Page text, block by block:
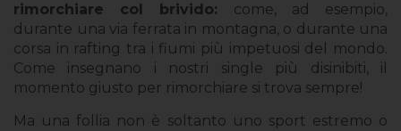
rimorchiare col brivido: come, ad esempio,
durante una via ferrata in montagna, o durante una
corsa in rafting tra i fiumi più impetuosi del mondo.
Come insegnano i nostri single più disinibiti, il
momento giusto per rimorchiare si trova sempre!
Ma una follia non è soltanto uno sport estremo o